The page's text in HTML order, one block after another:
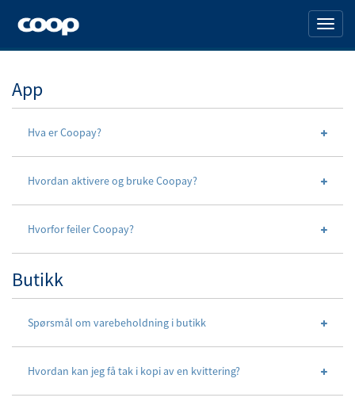
App
Hva er Coopay?
Hvordan aktivere og bruke Coopay?
Hvorfor feiler Coopay?
Butikk
Spørsmål om varebeholdning i butikk
Hvordan kan jeg få tak i kopi av en kvittering?